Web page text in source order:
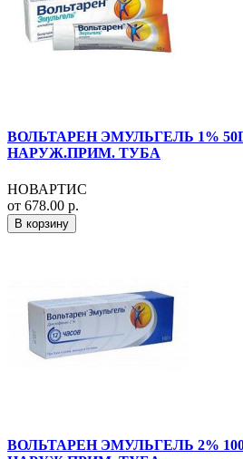
ВОЛЬТАРЕН ЭМУЛЬГЕЛЬ 1%
НАРУЖ.ПРИМ. ТУБА
НОВАРТИС
от 678.00 р.
В корзину
ВОЛЬТАРЕН ЭМУЛЬГЕЛЬ 2%